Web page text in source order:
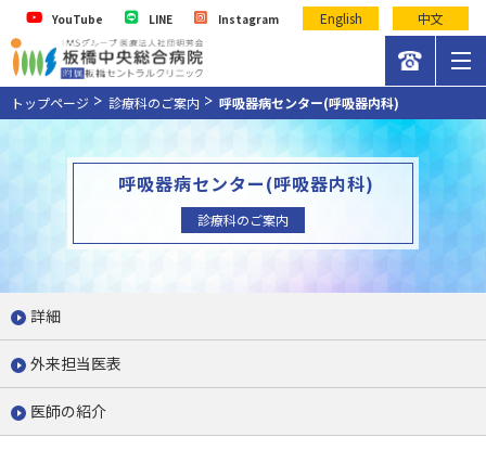
YouTube LINE Instagram English 中文
トップページ 診療科のご案内 呼吸器病センター(呼吸器内科)
診療科のご案内
呼吸器病センター(呼吸器内科)
詳細
外来担当医表
医師の紹介